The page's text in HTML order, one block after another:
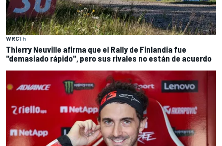
WRC1 h
Thierry Neuville afirma que el Rally de Finlandia fue
"demasiado rápido", pero sus rivales no están de acuerdo